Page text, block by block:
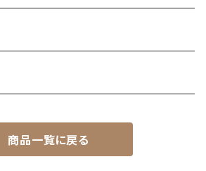
商品一覧に戻る